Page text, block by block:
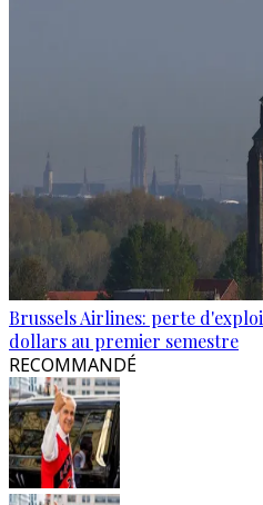
Brussels Airlines: perte
dollars au premier semestre
RECOMMANDÉ